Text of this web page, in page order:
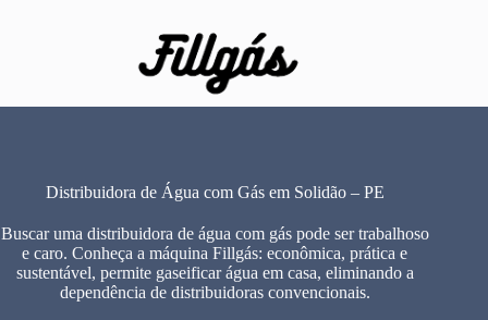
Distribuidora de Água com Gás em Solidão – PE
Buscar uma distribuidora de água com gás pode ser trabalhoso
e caro. Conheça a máquina Fillgás: econômica, prática e
sustentável, permite gaseificar água em casa, eliminando a
dependência de distribuidoras convencionais.